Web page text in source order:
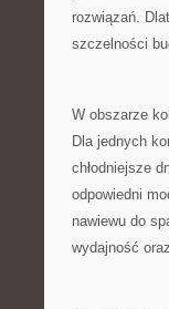
rozwiązań.
szczelności
W obszarze
Dla jednych
chłodniejsze
odpowiedni
nawiewu do
wydajność